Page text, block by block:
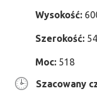
Wysokość:
Szerokość:
Moc: 518
Szacowany